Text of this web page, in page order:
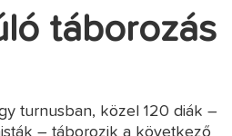
táborozás
turnusban, közel 120 diák –
– táborozik a következő